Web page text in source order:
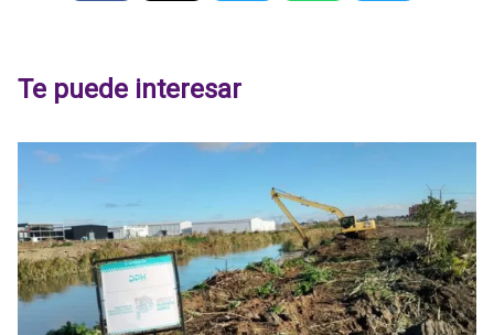
Te puede interesar